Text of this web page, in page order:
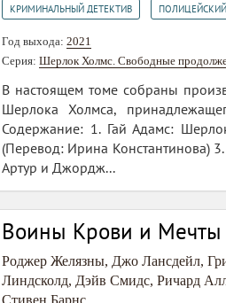
КРИМИНАЛЬНЫЙ ДЕТЕКТИВ
Год выхода: 2021
Серия: Шерлок Холмс. Свободные
В настоящем томе собраны
Шерлока Холмса,
Содержание: 1. Гай Адамс:
(Перевод: Ирина Константинова)
Артур и Джордж...
Воины Крови и Мечты
Роджер Желязны, Джо Лансдейл,
Линдсколд, Дэйв Смидс, Ричард
Стивен Барнс